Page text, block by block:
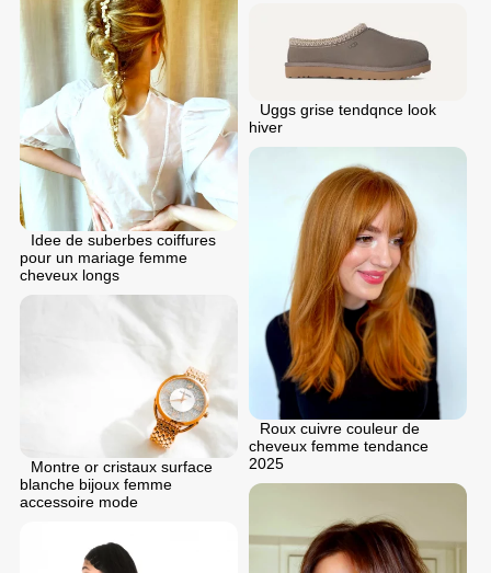
Idee de suberbes coiffures
pour un mariage femme
cheveux longs
Uggs grise tendqnce look
hiver
Roux cuivre couleur de
cheveux femme tendance
2025
Montre or cristaux surface
blanche bijoux femme
accessoire mode